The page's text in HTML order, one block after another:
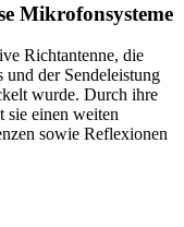
Mikrofonsysteme
Richtantenne, die
und der Sendeleistung
wurde. Durch ihre
sie einen weiten
sowie Reflexionen